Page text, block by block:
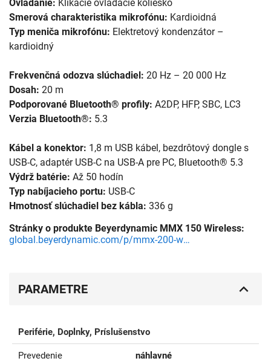
Ovládanie: Klikacie ovládacie koliesko
Smerová charakteristika mikrofónu: Kardioidná
Typ meniča mikrofónu: Elektretový kondenzátor –
kardioidný
Frekvenčná odozva slúchadiel: 20 Hz – 20 000 Hz
Dosah: 20 m
Podporované Bluetooth® profily: A2DP, HFP, SBC, LC3
Verzia Bluetooth®: 5.3
Kábel a konektor: 1,8 m USB kábel, bezdrôtový dongle s
USB-C, adaptér USB-C na USB-A pre PC, Bluetooth® 5.3
Výdrž batérie: Až 50 hodín
Typ nabíjacieho portu: USB-C
Hmotnosť slúchadiel bez kábla: 336 g
Stránky o produkte Beyerdynamic MMX 150 Wireless:
global.beyerdynamic.com/p/mmx-200-wireless
PARAMETRE
Periférie, Doplnky, Príslušenstvo
Prevedenie náhlavné